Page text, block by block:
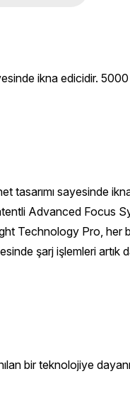
ikna edicidir.
tasarımı sayesinde
Advanced Focus
Technology Pro, her
şarj işlemleri artık
bir teknolojiye